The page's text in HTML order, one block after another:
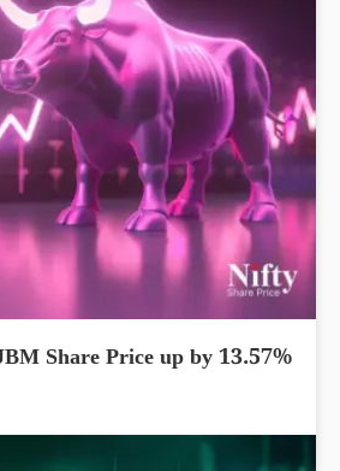
Share Price up by 13.57%